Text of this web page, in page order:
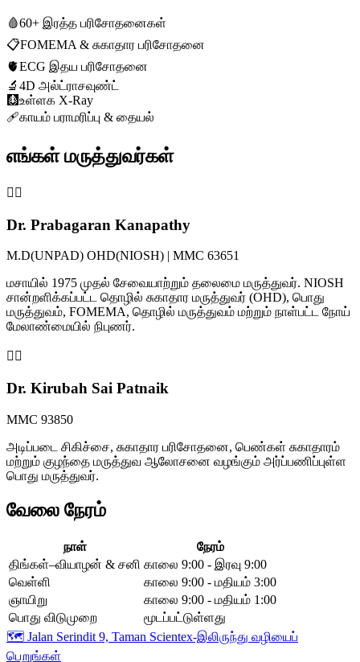
🩸60+ இரத்த பரிசோதனைகள்
📋FOMEMA & சுகாதார பரிசோதனை
🫀ECG இதய பரிசோதனை
🔬 4D அல்ட்ராசவுண்ட்
🩻உள்ளக X-Ray
🩹காயம் பராமரிப்பு & தையல்
எங்கள் மருத்துவர்கள்
👨‍⚕️
Dr. Prabagaran Kanapathy
M.D(UNPAD) OHD(NIOSH) | MMC 63651
மசாயில் 1975 முதல் சேவையாற்றும் தலைமை மருத்துவர். NIOSH
சான்றளிக்கப்பட்ட தொழில் சுகாதார மருத்துவர் (OHD), பொது
மருத்துவம், FOMEMA, தொழில் மருத்துவம் மற்றும் நாள்பட்ட நோய்
மேலாண்மையில் நிபுணர்.
👩‍⚕️
Dr. Kirubah Sai Patnaik
MMC 93850
அடிப்படை சிகிச்சை, சுகாதார பரிசோதனை, பெண்கள் சுகாதாரம்
மற்றும் குழந்தை மருத்துவ ஆலோசனை வழங்கும் அர்ப்பணிப்புள்ள
பொது மருத்துவர்.
வேலை நேரம்
நாள்
நேரம்
திங்கள்–வியாழன் & சனி காலை 9:00 - இரவு 9:00
வெள்ளி
காலை 9:00 - மதியம் 3:00
ஞாயிறு
காலை 9:00 - மதியம் 1:00
பொது விடுமுறை
மூடப்பட்டுள்ளது
🗺️ Jalan Serindit 9, Taman Scientex-இலிருந்து வழியைப்
பெறுங்கள்